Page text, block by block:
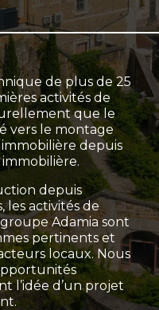
de plus de 25
activités de
que le
vers le montage
depuis
depuis
les activités de
Adamia sont
pertinents et
locaux. Nous
l’idée d’un projet